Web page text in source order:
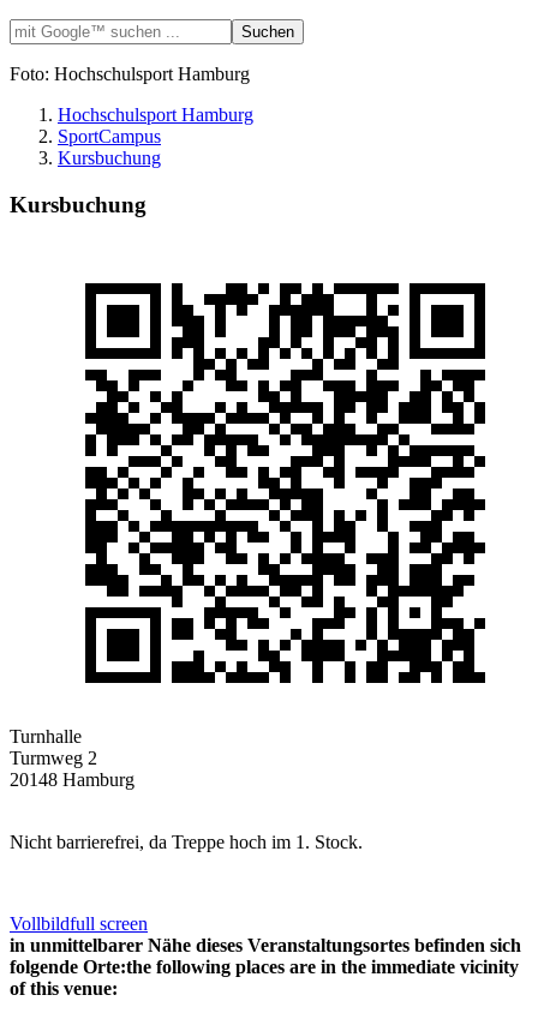
Foto: Hochschulsport Hamburg
Hochschulsport Hamburg
SportCampus
Kursbuchung
Kursbuchung
Turnhalle
Turmweg 2
20148 Hamburg
Nicht barrierefrei, da Treppe hoch im 1. Stock.
Vollbildfull screen
in unmittelbarer Nähe dieses Veranstaltungsortes befinden sich
folgende Orte:the following places are in the immediate vicinity
of this venue: